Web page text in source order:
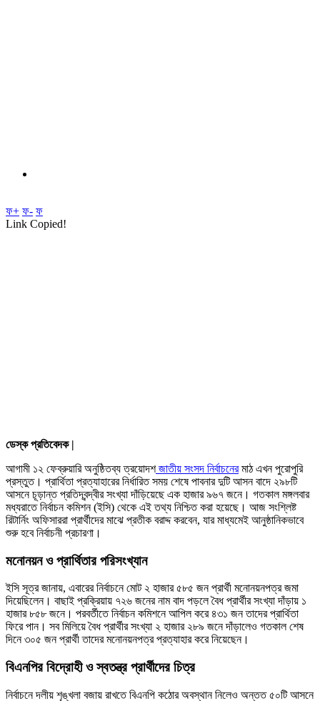
ফ+ ফ- ফ
Link Copied!
ডেস্ক প্রতিবেদক |
আগামী ১২ ফেব্রুয়ারি অনুষ্ঠিতব্য ত্রয়োদশজাতীয় সংসদ নির্বাচনেরমাঠ এখন পুরোপুরি
প্রস্তুত। প্রার্থিতা প্রত্যাহারের নির্ধারিত সময় শেষে পাবনার দুটি আসন বাদে ২৯৮টি
আসনে চূড়ান্ত প্রতিদ্বন্দ্বীর সংখ্যা দাঁড়িয়েছে এক হাজার ৯৬৭ জনে। গতকাল মঙ্গলবার
মধ্যরাতে নির্বাচন কমিশন (ইসি) থেকে এই তথ্য নিশ্চিত করা হয়েছে। আজ সংশ্লিষ্ট
রিটার্নিং অফিসাররা প্রার্থীদের মাঝে প্রতীক বরাদ্দ করবেন, যার মাধ্যমেই আনুষ্ঠানিকভাবে
শুরু হবে নির্বাচনী প্রচারণা।
মনোনয়ন ও প্রার্থিতার পরিসংখ্যান
ইসি সূত্র জানায়, এবারের নির্বাচনে মোট ২ হাজার ৫৮৫ জন প্রার্থী মনোনয়নপত্র জমা
দিয়েছিলেন। বাছাই প্রক্রিয়ায় ৭২৬ জনের নাম বাদ পড়লে বৈধ প্রার্থীর সংখ্যা দাঁড়ায় ১
হাজার ৮৫৮ জনে। পরবর্তীতে নির্বাচন কমিশনে আপিল করে ৪৩১ জন তাদের প্রার্থিতা
ফিরে পান। সব মিলিয়ে বৈধ প্রার্থীর সংখ্যা ২ হাজার ২৮৯ জনে দাঁড়ালেও গতকাল শেষ
দিনে ৩০৫ জন প্রার্থী তাদের মনোনয়নপত্র প্রত্যাহার করে নিয়েছেন।
বিএনপির বিদ্রোহী ও স্বতন্ত্র প্রার্থীদের চিত্র
নির্বাচনে দলীয় শৃঙ্খলা বজায় রাখতে বিএনপি কঠোর অবস্থান নিলেও অন্তত ৫০টি আসনে